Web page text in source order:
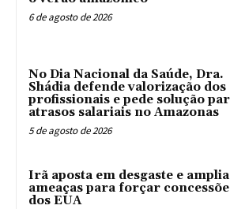
6 de agosto de 2026
No Dia Nacional da Saúde, Dra.
Shádia defende valorização dos
profissionais e pede solução
atrasos salariais no Amazonas
5 de agosto de 2026
Irã aposta em desgaste e amplia
ameaças para forçar
dos EUA